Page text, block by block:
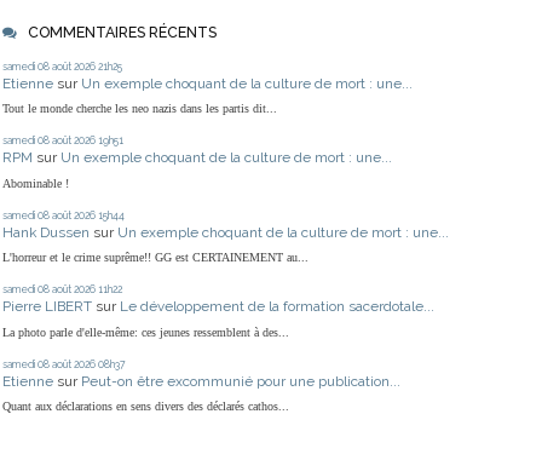
COMMENTAIRES RÉCENTS
samedi 08 août 2026 21h25
Etienne sur Un exemple choquant de la culture de mort : une...
Tout le monde cherche les neo nazis dans les partis dit...
samedi 08 août 2026 19h51
RPM sur Un exemple choquant de la culture de mort : une...
Abominable !
samedi 08 août 2026 15h44
Hank Dussen sur Un exemple choquant de la culture de mort : une...
L'horreur et le crime suprême!! GG est CERTAINEMENT au...
samedi 08 août 2026 11h22
Pierre LIBERT sur Le développement de la formation sacerdotale...
La photo parle d'elle-même: ces jeunes ressemblent à des...
samedi 08 août 2026 08h37
Etienne sur Peut-on être excommunié pour une publication...
Quant aux déclarations en sens divers des déclarés cathos...